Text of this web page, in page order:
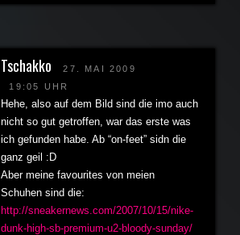
Tschakko
27. MAI 2009
19:05 UHR
Hehe, also auf dem Bild sind die imo auch
nicht so gut getroffen, war das erste was
ich gefunden habe. Ab “on-feet” sidn die
ganz geil :D
Aber meine favourites von meien
Schuhen sind die:
http://sneakernews.com/2007/10/15/nike-
dunk-high-sb-premium-u2-bloody-sunday/